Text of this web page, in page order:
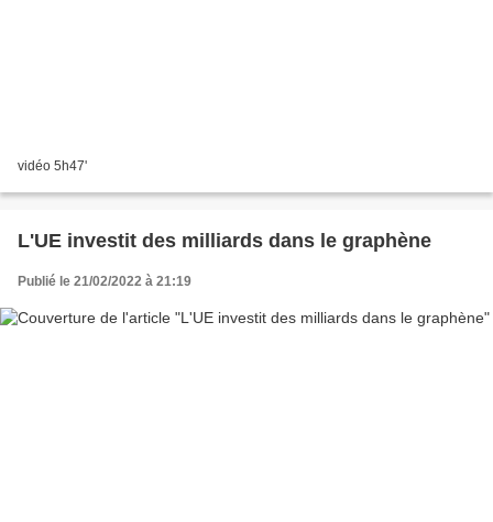
vidéo 5h47'
L'UE investit des milliards dans le graphène
Publié le 21/02/2022 à 21:19